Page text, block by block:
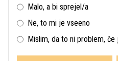
Malo, a bi sprejel/a
Ne, to mi je vseeno
Mislim, da to ni problem,